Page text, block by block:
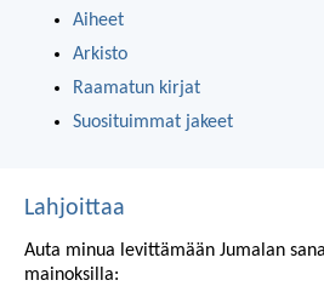
Aiheet
Arkisto
Raamatun kirjat
Suosituimmat jakeet
Lahjoittaa
Auta minua levittämään Jumalan
mainoksilla: